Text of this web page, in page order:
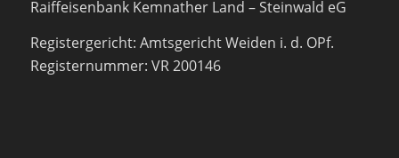
Raiffeisenbank Kemnather Land – Steinwald eG
Registergericht: Amtsgericht Weiden i. d. OPf.
Registernummer: VR 200146